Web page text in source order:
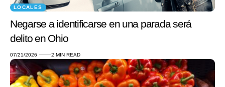
LOCALES
Negarse a identificarse en una parada será
delito en Ohio
07/21/2026 2 MIN READ